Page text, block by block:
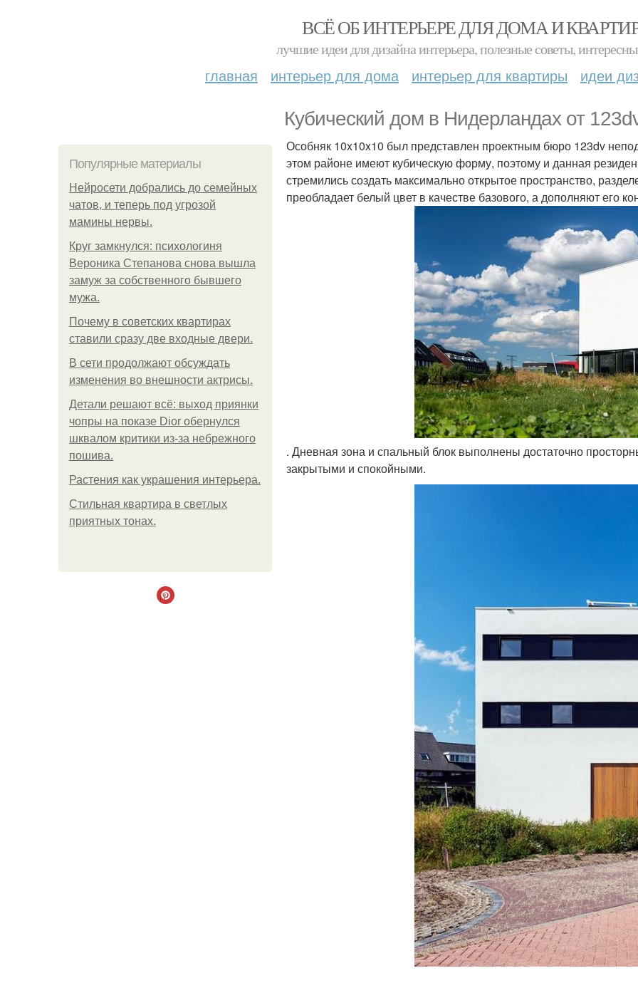
ВСЁ ОБ ИНТЕРЬЕРЕ ДЛЯ ДОМА И
лучшие идеи для дизайна интерьера, полезные советы,
главная интерьер для дома интерьер для квартиры идеи
Кубический дом в Нидерландах от
Популярные материалы
Нейросети добрались до семейных
чатов, и теперь под угрозой
мамины нервы.
Круг замкнулся: психологиня
Вероника Степанова снова вышла
замуж за собственного бывшего
мужа.
Почему в советских квартирах
ставили сразу две входные двери.
В сети продолжают обсуждать
изменения во внешности актрисы.
Детали решают всё: выход приянки
чопры на показе Dior обернулся
шквалом критики из-за небрежного
пошива.
Растения как украшения интерьера.
Стильная квартира в светлых
приятных тонах.
Особняк 10x10x10 был представлен проектным бюро 123dv
этом районе имеют кубическую форму, поэтому и данная
стремились создать максимально открытое пространство,
преобладает белый цвет в качестве базового, а дополняют его
. Дневная зона и спальный блок выполнены достаточно
закрытыми и спокойными.